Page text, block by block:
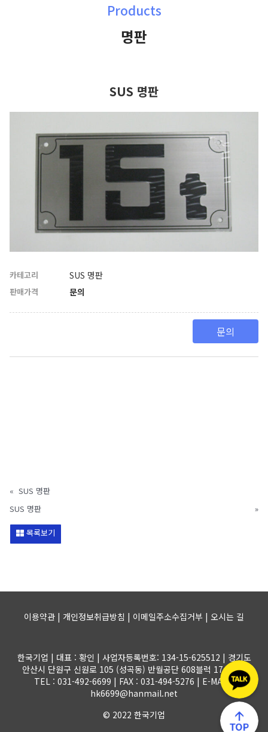
Products
명판
SUS 명판
카테고리 SUS 명판
판매가격
문의
« SUS 명판
SUS 명판
»
목록보기
이용약관 | 개인정보취급방침 | 이메일주소수집거부 | 오시는 길
한국기업 | 대표 : 황인 | 사업자등록번호: 134-15-625512 | 경기도
안산시 단원구 신원로 105 (성곡동) 반월공단 608블럭 17-1롯트
TEL : 031-492-6699 | FAX : 031-494-5276 | E-MAIL :
hk6699@hanmail.net
© 2022 한국기업